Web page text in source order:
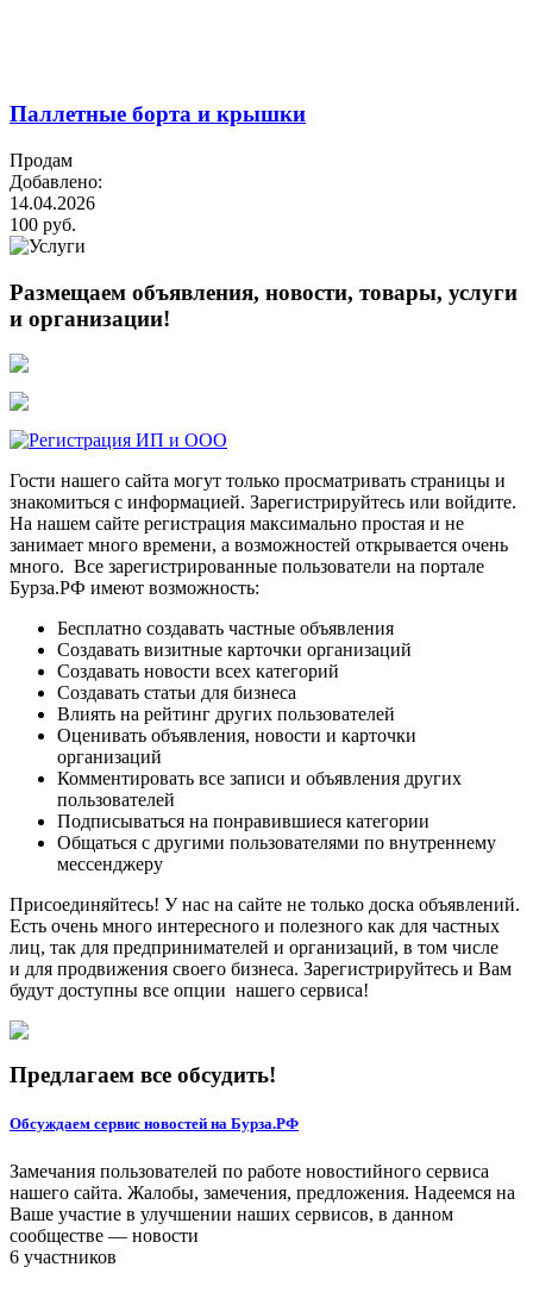
Паллетные борта и крышки
Продам
Добавлено:
14.04.2026
100 руб.
Размещаем объявления, новости, товары, услуги
и организации!
Гости нашего сайта могут только просматривать страницы и
знакомиться с информацией. Зарегистрируйтесь или войдите.
На нашем сайте регистрация максимально простая и не
занимает много времени, а возможностей открывается очень
много. Все зарегистрированные пользователи на портале
Бурза.РФ имеют возможность:
Бесплатно создавать частные объявления
Создавать визитные карточки организаций
Создавать новости всех категорий
Создавать статьи для бизнеса
Влиять на рейтинг других пользователей
Оценивать объявления, новости и карточки
организаций
Комментировать все записи и объявления других
пользователей
Подписываться на понравившиеся категории
Общаться с другими пользователями по внутреннему
мессенджеру
Присоединяйтесь! У нас на сайте не только доска объявлений.
Есть очень много интересного и полезного как для частных
лиц, так для предпринимателей и организаций, в том числе
и для продвижения своего бизнеса. Зарегистрируйтесь и Вам
будут доступны все опции нашего сервиса!
Предлагаем все обсудить!
Обсуждаем сервис новостей на Бурза.РФ
Замечания пользователей по работе новостийного сервиса
нашего сайта. Жалобы, замечения, предложения. Надеемся на
Ваше участие в улучшении наших сервисов, в данном
сообществе — новости
6 участников